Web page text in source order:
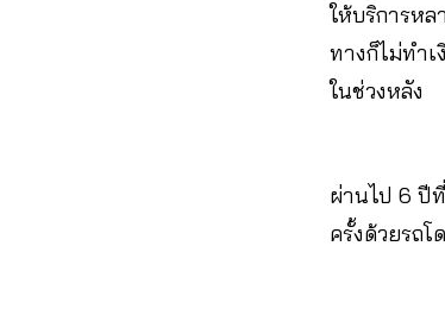
ให้บริการห
ทางก็ไม่ทำเ
ในช่วงหลัง
ผ่านไป 6 ปี
ครั้งด้วยรถ